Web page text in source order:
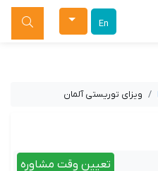
En جستجو
ویزای توریستی آلمان
تعیین وقت مشاوره